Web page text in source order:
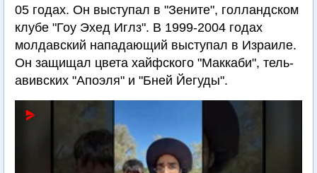
05 годах. Он выступал в "Зените", голландском
клубе "Гоу Эхед Иглз". В 1999-2004 годах
молдавский нападающий выступал в Израиле.
Он защищал цвета хайфского "Маккаби", тель-
авивских "Апоэля" и "Бней Йегуды".